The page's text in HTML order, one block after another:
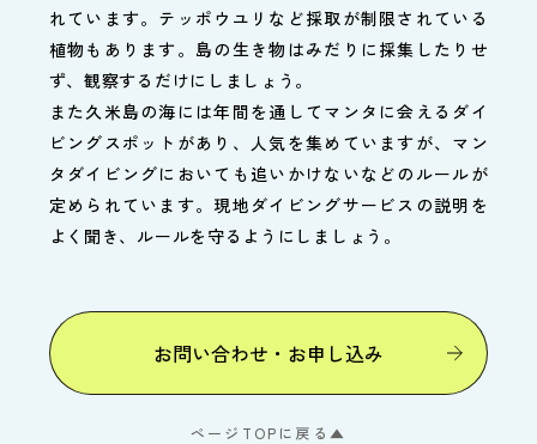
れています。テッポウユリなど採取が制限されている
植物もあります。島の生き物はみだりに採集したりせ
ず、観察するだけにしましょう。
また久米島の海には年間を通してマンタに会えるダイ
ビングスポットがあり、人気を集めていますが、マン
タダイビングにおいても追いかけないなどのルールが
定められています。現地ダイビングサービスの説明を
よく聞き、ルールを守るようにしましょう。
お問い合わせ・お申し込み
ページTOPに戻る▲